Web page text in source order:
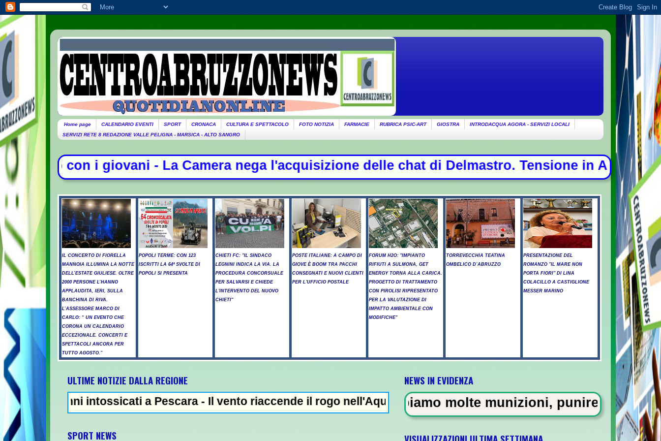
Home page CALENDARIO EVENTI SPORT CRONACA CULTURA E SPETTACOLO FOTO NOTIZIA FARMACIE RUBRICA PSIC-ART GIOSTRA
INTRODACQUA AGORA - SERVIZI LOCALI
SERVIZI RETE 8 REDAZIONE VALLE PELIGNA - MARSICA - ALTO SANGRO
- La Camera nega l'acquisizione delle chat di Delmastro. Tensione in Aula, urla e proteste -
IL CONCERTO DI FIORELLA
MANNOIA ILLUMINA LA NOTTE
DELL’ESTATE GIULIESE. OLTRE
2000 PERSONE L’HANNO
APPLAUDITA, IERI, SULLA
BANCHINA DI RIVA.
L’ASSESSORE MARCO DI
CARLO: “ UN EVENTO CHE
CORONA UN CALENDARIO
ECCEZIONALE. CONCERTI E
SPETTACOLI ANCORA PER
TUTTO AGOSTO.”
POPOLI TERME: CON 123
ISCRITTI LA 64ª SVOLTE DI
POPOLI SI PRESENTA
CHIETI FC: "IL SINDACO
LEGNINI INDICA LA VIA. LA
PROCEDURA CONCORSUALE
PER SALVARSI E CHIEDE
L'INTERVENTO DEL NUOVO
CHIETI"
POSTE ITALIANE: A CAMPO DI
GIOVE È BOOM TRA PACCHI
CONSEGNATI E NUOVI CLIENTI
PER L'UFFICIO POSTALE
FORUM H2O: "IMPIANTO
RIFIUTI A SULMONA, GET
ENERGY TORNA ALLA CARICA.
PROGETTO DI TRATTAMENTO
CON PIROLISI RIPRESENTATO
PER LA VALUTAZIONE DI
IMPATTO AMBIENTALE CON
MODIFICHE"
TORREVECCHIA TEATINA
OMBELICO D’ABRUZZO
PRESENTAZIONE DEL
ROMANZO "IL MARE NON
PORTA FIORI" DI LINA
COLACILLO A CASTIGLIONE
MESSER MARINO
ULTIME NOTIZIE DALLA REGIONE
intossicati a Pescara - Il vento riaccende il rogo nell'Aquilano, emergenza in Abruzzo -
SPORT NEWS
NEWS IN EVIDENZA
NEWS IN EVIDENZA - Trump, "abbiamo molte munizioni, puniremo i divulgatori